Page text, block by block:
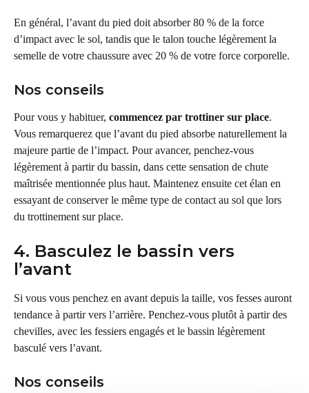
En général, l’avant du pied doit absorber 80 % de la force
d’impact avec le sol, tandis que le talon touche légèrement la
semelle de votre chaussure avec 20 % de votre force corporelle.
Nos conseils
Pour vous y habituer, commencez par trottiner sur place.
Vous remarquerez que l’avant du pied absorbe naturellement la
majeure partie de l’impact. Pour avancer, penchez-vous
légèrement à partir du bassin, dans cette sensation de chute
maîtrisée mentionnée plus haut. Maintenez ensuite cet élan en
essayant de conserver le même type de contact au sol que lors
du trottinement sur place.
4. Basculez le bassin vers
l’avant
Si vous vous penchez en avant depuis la taille, vos fesses auront
tendance à partir vers l’arrière. Penchez-vous plutôt à partir des
chevilles, avec les fessiers engagés et le bassin légèrement
basculé vers l’avant.
Nos conseils